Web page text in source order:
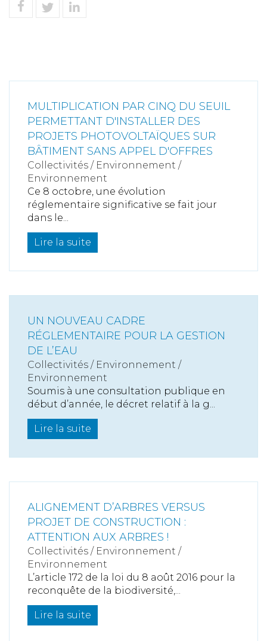
MULTIPLICATION PAR CINQ DU SEUIL
PERMETTANT D'INSTALLER DES
PROJETS PHOTOVOLTAÏQUES SUR
BÂTIMENT SANS APPEL D'OFFRES
Collectivités / Environnement /
Environnement
Ce 8 octobre, une évolution
réglementaire significative se fait jour
dans le...
Lire la suite
UN NOUVEAU CADRE
RÉGLEMENTAIRE POUR LA GESTION
DE L’EAU
Collectivités / Environnement /
Environnement
Soumis à une consultation publique en
début d’année, le décret relatif à la g...
Lire la suite
ALIGNEMENT D’ARBRES VERSUS
PROJET DE CONSTRUCTION :
ATTENTION AUX ARBRES !
Collectivités / Environnement /
Environnement
L’article 172 de la loi du 8 août 2016 pour la
reconquête de la biodiversité,...
Lire la suite